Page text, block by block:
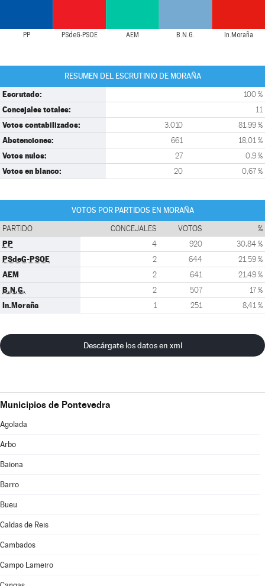
PP PSdeG-PSOE AEM B.N.G. In.Moraña
RESUMEN DEL ESCRUTINIO DE MORAÑA
Escrutado: 100 %
Concejales totales: 11
Votos contabilizados: 3.010 81,99 %
Abstenciones: 661 18,01 %
Votos nulos: 27 0,9 %
Votos en blanco: 20 0,67 %
VOTOS POR PARTIDOS EN MORAÑA
PARTIDO CONCEJALES VOTOS %
PP 4 920 30,84 %
PSdeG-PSOE 2 644 21,59 %
AEM 2 641 21,49 %
B.N.G. 2 507 17 %
In.Moraña 1 251 8,41 %
Descárgate los datos en xml
Municipios de Pontevedra
Agolada
Arbo
Baiona
Barro
Bueu
Caldas de Reis
Cambados
Campo Lameiro